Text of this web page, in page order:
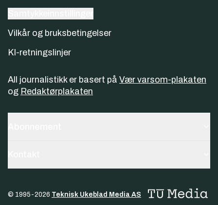
Vilkår og bruksbetingelser
KI-retningslinjer
All journalistikk er basert på Vær varsom-plakaten
og Redaktørplakaten
© 1995-2026 Teknisk Ukeblad Media AS